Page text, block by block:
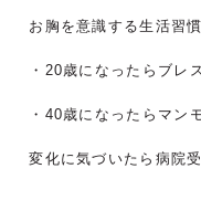
お胸を意識する生活習
・20歳になったらブレ
・40歳になったらマン
変化に気づいたら病院